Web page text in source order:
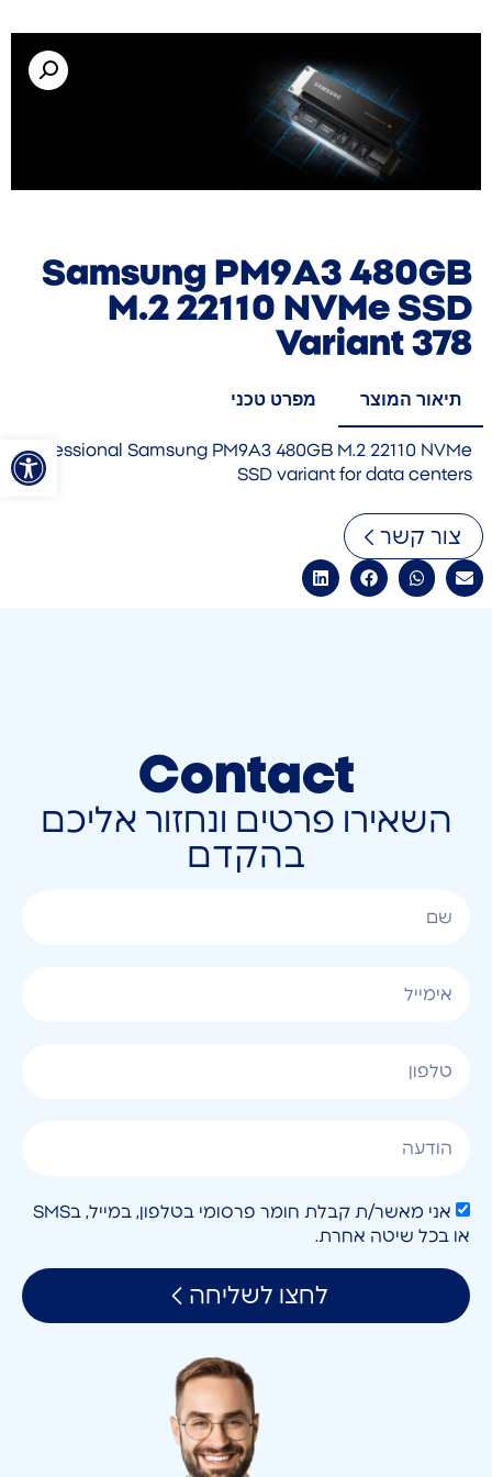
פתח
Samsung PM9A3 480GB
M.2 22110 NVMe SSD
Variant 378
תיאור המוצר מפרט טכני
Professional Samsung PM9A3 480GB M.2 22110 NVMe
SSD variant for data centers
צור קשר
Contact
השאירו פרטים ונחזור אליכם
בהקדם
אני מאשר/ת קבלת חומר פרסומי בטלפון, במייל, בSMS
או בכל שיטה אחרת.
לחצו לשליחה